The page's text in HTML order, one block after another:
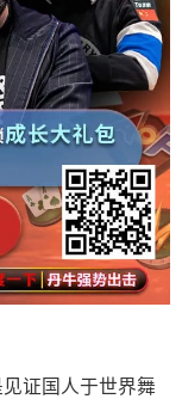
证国人于世界舞